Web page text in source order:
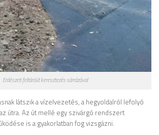
Erdészeti feltáróút keresztezés sárrázóval
látszik a vízelvezetés, a hegyoldalról lefolyó
útra. Az út mellé egy szivárgó rendszert
is a gyakorlatban fog vizsgázni.